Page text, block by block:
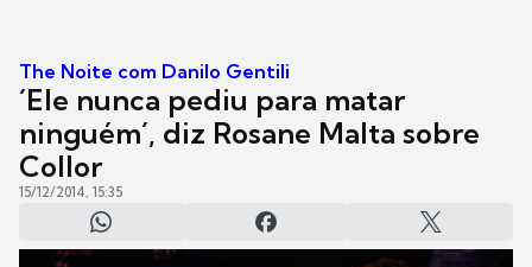
The Noite com Danilo Gentili
´Ele nunca pediu para matar
ninguém´, diz Rosane Malta sobre
Collor
15/12/2014, 15:35